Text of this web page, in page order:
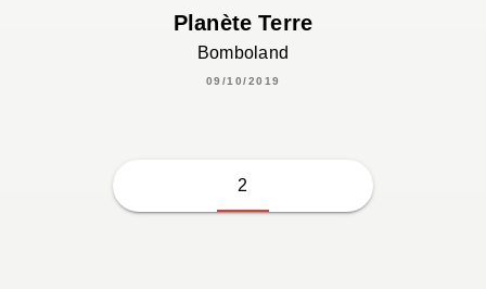
Planète Terre
Bomboland
09/10/2019
2